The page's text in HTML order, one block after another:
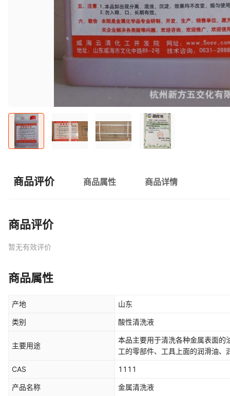
商品评价 商品属性 商品详情
商品评价
暂无有效评价
商品属性
产地 山东
类别 酸性清洗液
主要用途
本品主要用于清洗各种金属表面的
工的零部件、工具上面的润滑油、
CAS 1111
产品名称 金属清洗液